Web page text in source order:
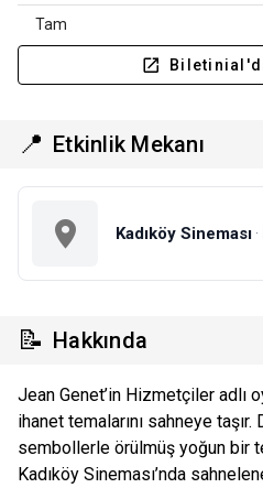
Tam
📍 Etkinlik Mekanı
Kadıköy Sineması
📝 Hakkında
Jean Genet’in Hizmetçiler adlı
ihanet temalarını sahneye taşır.
sembollerle örülmüş yoğun bir
Kadıköy Sineması’nda